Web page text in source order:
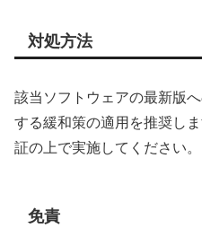
対処方法
該当ソフトウェアの最新版
する緩和策の適用を推奨し
証の上で実施してください。
免責